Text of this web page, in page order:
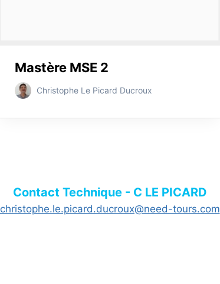
Mastère MSE 2
Christophe Le Picard Ducroux
Contact Technique - C LE PICARD
christophe.le.picard.ducroux@need-tours.com